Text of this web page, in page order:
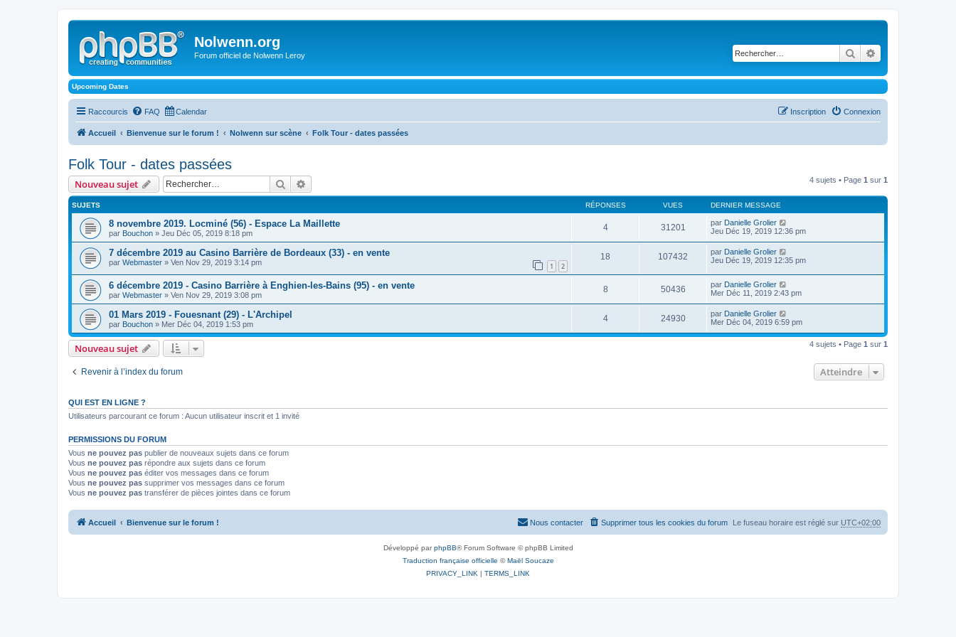
Nolwenn.org
Forum officiel de Nolwenn Leroy Rechercher
Upcoming Dates
Raccourcis FAQ Calendar Connexion
Inscription
Accueil Bienvenue sur le forum ! Nolwenn sur scène Folk Tour - dates passées
Folk Tour - dates passées
Nouveau sujet Rechercher 4 sujets • Page 1 sur 1
SUJETS RÉPONSES VUES DERNIER MESSAGE
8 novembre 2019. Locminé (56) - Espace La Maillette
par Bouchon » Jeu Déc 05, 2019 8:18 pm
4 31201 par Danielle Grolier
Jeu Déc 19, 2019 12:36 pm
7 décembre 2019 au Casino Barrière de Bordeaux (33) - en vente
par Webmaster » Ven Nov 29, 2019 3:14 pm 1 2
18 107432 par Danielle Grolier
Jeu Déc 19, 2019 12:35 pm
6 décembre 2019 - Casino Barrière à Enghien-les-Bains (95) - en vente
par Webmaster » Ven Nov 29, 2019 3:08 pm
8 50436 par Danielle Grolier
Mer Déc 11, 2019 2:43 pm
01 Mars 2019 - Fouesnant (29) - L'Archipel
par Bouchon » Mer Déc 04, 2019 1:53 pm
4 24930 par Danielle Grolier
Mer Déc 04, 2019 6:59 pm
Nouveau sujet 4 sujets • Page 1 sur 1
Revenir à l’index du forum Atteindre
QUI EST EN LIGNE ?
Utilisateurs parcourant ce forum : Aucun utilisateur inscrit et 1 invité
PERMISSIONS DU FORUM
Vous ne pouvez pas publier de nouveaux sujets dans ce forum
Vous ne pouvez pas répondre aux sujets dans ce forum
Vous ne pouvez pas éditer vos messages dans ce forum
Vous ne pouvez pas supprimer vos messages dans ce forum
Vous ne pouvez pas transférer de pièces jointes dans ce forum
Accueil Bienvenue sur le forum ! Le fuseau horaire est réglé sur UTC+02:00
Supprimer tous les cookies du forum
Nous contacter
Développé parphpBB® Forum Software © phpBB Limited
Traduction française officielle ©Maël Soucaze
PRIVACY_LINK | TERMS_LINK